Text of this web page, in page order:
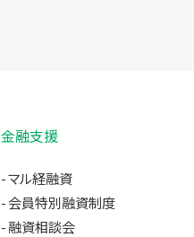
金融支援
マル経融資
会員特別融資制度
融資相談会